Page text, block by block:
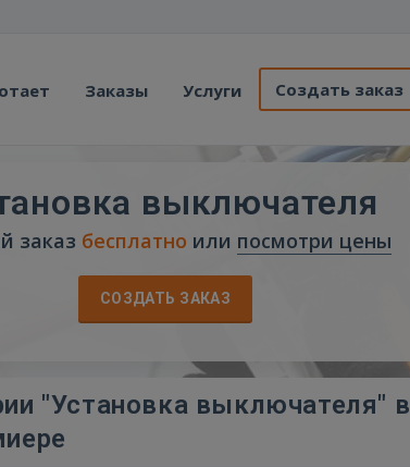
Заказы Услуги Создать заказ
выключателя
заказ бесплатно или посмотри цены
СОЗДАТЬ ЗАКАЗ
"Установка выключателя" в